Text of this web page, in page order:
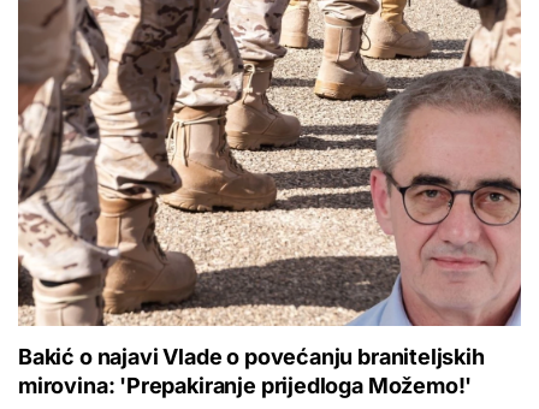
Bakić o najavi Vlade o povećanju braniteljskih
mirovina: 'Prepakiranje prijedloga Možemo!'